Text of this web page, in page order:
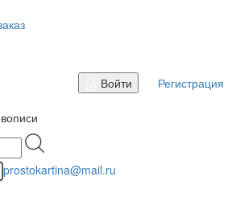
Войти
Регистрация
prostokartina@mail.ru